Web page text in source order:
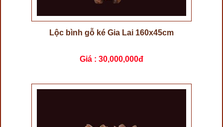
Lộc bình gỗ ké Gia Lai 160x45cm
Giá : 30,000,000đ